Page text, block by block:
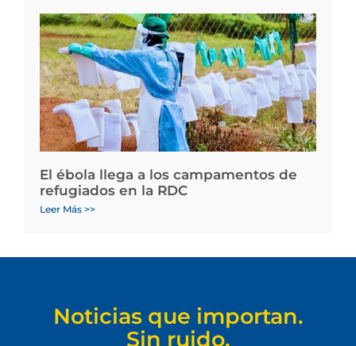
El ébola llega a los campamentos de
refugiados en la RDC
Leer Más >>
Noticias que importan.
Sin ruido.